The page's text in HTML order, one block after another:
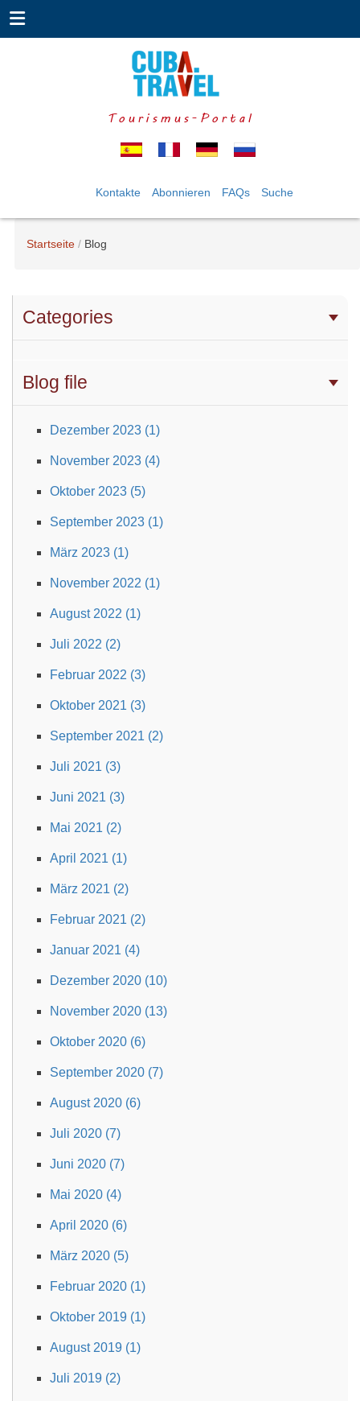
Tourismus-Portal
Kontakte Abonnieren FAQs Suche
Startseite Blog
Categories
Blog file
Dezember 2023 (1)
November 2023 (4)
Oktober 2023 (5)
September 2023 (1)
März 2023 (1)
November 2022 (1)
August 2022 (1)
Juli 2022 (2)
Februar 2022 (3)
Oktober 2021 (3)
September 2021 (2)
Juli 2021 (3)
Juni 2021 (3)
Mai 2021 (2)
April 2021 (1)
März 2021 (2)
Februar 2021 (2)
Januar 2021 (4)
Dezember 2020 (10)
November 2020 (13)
Oktober 2020 (6)
September 2020 (7)
August 2020 (6)
Juli 2020 (7)
Juni 2020 (7)
Mai 2020 (4)
April 2020 (6)
März 2020 (5)
Februar 2020 (1)
Oktober 2019 (1)
August 2019 (1)
Juli 2019 (2)